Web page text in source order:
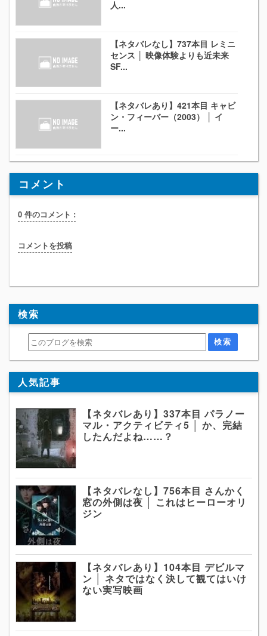
人...
【ネタバレなし】737本目 レミニ
センス │ 映像体験よりも近未来
SF...
【ネタバレあり】421本目 キャビ
ン・フィーバー（2003） │ イ
ー...
コメント
0 件のコメント :
コメントを投稿
検索
人気記事
【ネタバレあり】337本目 パラノー
マル・アクティビティ5 │ か、完結
したんだよね……？
【ネタバレなし】756本目 さんかく
窓の外側は夜 │ これはヒーローオリ
ジン
【ネタバレあり】104本目 デビルマ
ン │ ネタではなく決して観てはいけ
ない実写映画